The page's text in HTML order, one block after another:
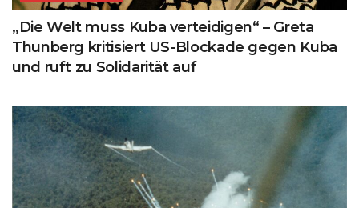
„Die Welt muss Kuba verteidigen“ – Greta
Thunberg kritisiert US-Blockade gegen Kuba
und ruft zu Solidarität auf